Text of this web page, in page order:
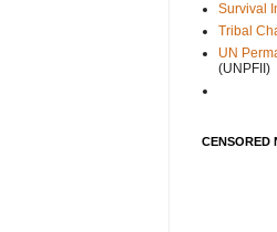
Survival
Tribal
UN
(UNPFII)
CENSORED